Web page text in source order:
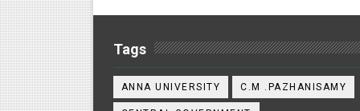
Tags
ANNA UNIVERSITY C.M .PAZHANISAMY